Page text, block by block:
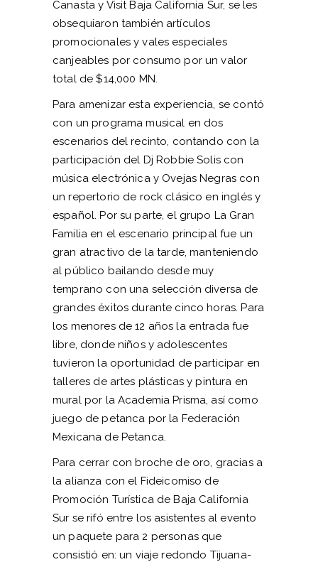
Canasta y Visit Baja California Sur, se les
obsequiaron también artículos
promocionales y vales especiales
canjeables por consumo por un valor
total de $14,000 MN.
Para amenizar esta experiencia, se contó
con un programa musical en dos
escenarios del recinto, contando con la
participación del Dj Robbie Solis con
música electrónica y Ovejas Negras con
un repertorio de rock clásico en inglés y
español. Por su parte, el grupo La Gran
Familia en el escenario principal fue un
gran atractivo de la tarde, manteniendo
al público bailando desde muy
temprano con una selección diversa de
grandes éxitos durante cinco horas. Para
los menores de 12 años la entrada fue
libre, donde niños y adolescentes
tuvieron la oportunidad de participar en
talleres de artes plásticas y pintura en
mural por la Academia Prisma, así como
juego de petanca por la Federación
Mexicana de Petanca.
Para cerrar con broche de oro, gracias a
la alianza con el Fideicomiso de
Promoción Turística de Baja California
Sur se rifó entre los asistentes al evento
un paquete para 2 personas que
consistió en: un viaje redondo Tijuana-